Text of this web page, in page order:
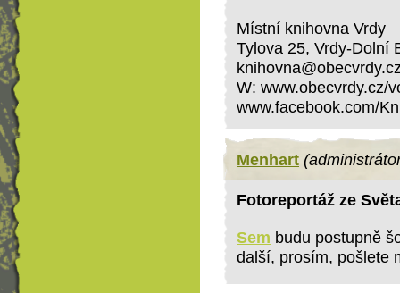
Místní knihovna Vrdy
Tylova 25, Vrdy-Dolní
W: www.obecvrdy.cz/
www.facebook.com/
Menhart
Fotoreportáž ze
Sem budu postupně
další, prosím, pošlete